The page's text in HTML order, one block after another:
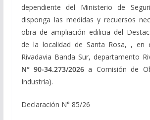
dependiente del Ministerio de
disponga las medidas y recuersos
obra de ampliación edilicia del
de la localidad de Santa Rosa, , en
Rivadavia Banda Sur, departamento
N° 90-34.273/2026 a Comisión de
Industria).
Declaración N° 85/26